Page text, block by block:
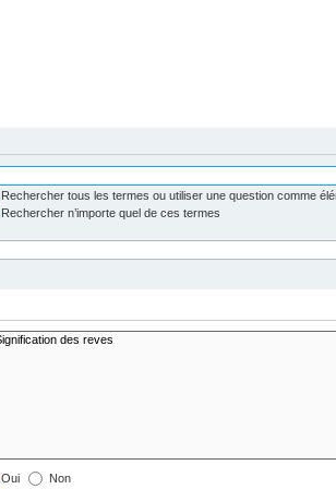
Rechercher tous les termes ou utiliser une question comme
Rechercher n’importe quel de ces termes
Oui Non